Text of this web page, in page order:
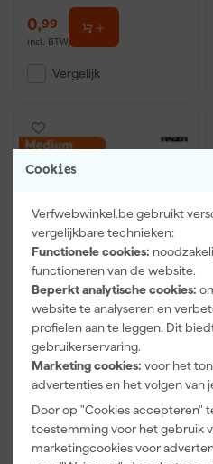
Cookies
Verfwebwinkel.be gebruikt
vergelijkbare technieken:
Functionele cookies:
functioneren van de website.
Beperkt analytische cookies:
website te analyseren en
profielen aan te leggen. Dit
gebruikerservaring.
Marketing cookies: voor het
advertenties en het volgen van
Door op "Cookies accepteren"
toestemming voor het gebruik
marketingcookies voor
0,99
incl. BTW
Vergelijk
Anza Verfrooster t.b.v.
verfemmers M -
22x25cm
Morgen bezorgd
Adviesprijs 0,85
0,81
incl. BTW